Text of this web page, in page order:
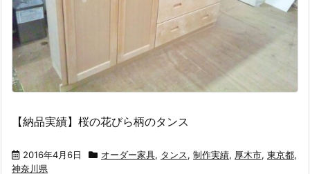
【納品実績】桜の花びら柄のタンス
2016年4月6日 オーダー家具, タンス, 制作実績, 厚木市, 東京都,
神奈川県